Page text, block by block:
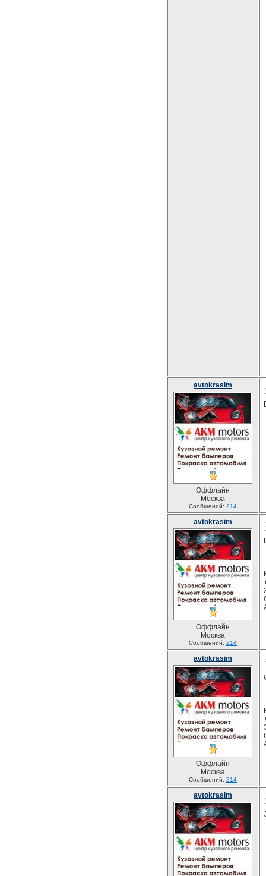
avtokrasim
Оффлайн
Москва
Сообщений: 214
avtokrasim
Оффлайн
Москва
Сообщений: 214
avtokrasim
Оффлайн
Москва
Сообщений: 214
avtokrasim